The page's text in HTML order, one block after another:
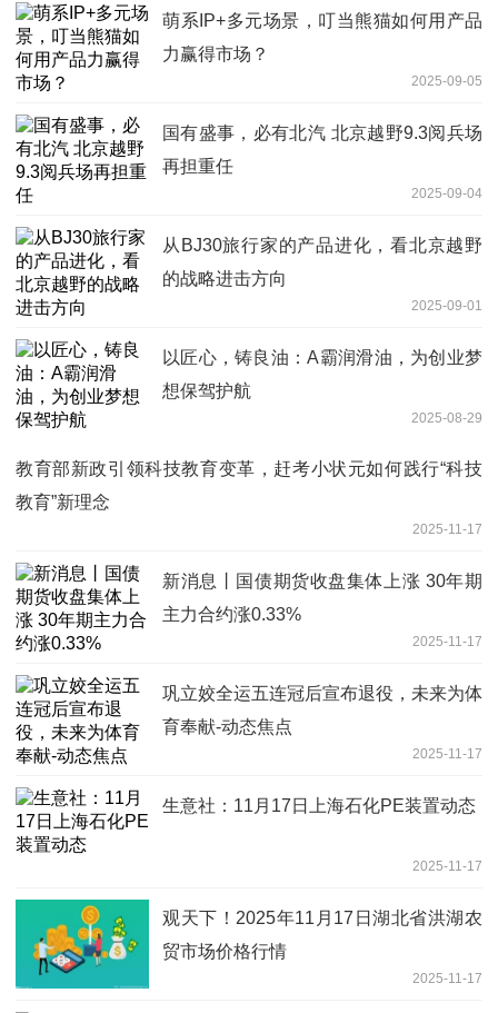
萌系IP+多元场景，叮当熊猫如何用产品
力赢得市场？
2025-09-05
国有盛事，必有北汽 北京越野9.3阅兵场
再担重任
2025-09-04
从BJ30旅行家的产品进化，看北京越野
的战略进击方向
2025-09-01
以匠心，铸良油：A霸润滑油，为创业梦
想保驾护航
2025-08-29
教育部新政引领科技教育变革，赶考小状元如何践行“科技
教育”新理念
2025-11-17
新消息丨国债期货收盘集体上涨 30年期
主力合约涨0.33%
2025-11-17
巩立姣全运五连冠后宣布退役，未来为体
育奉献-动态焦点
2025-11-17
生意社：11月17日上海石化PE装置动态
2025-11-17
观天下！2025年11月17日湖北省洪湖农
贸市场价格行情
2025-11-17